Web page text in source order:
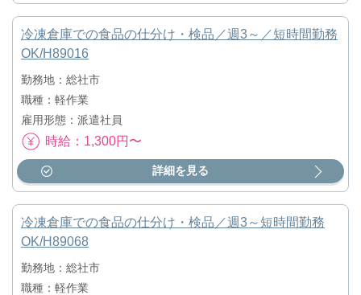
冷凍倉庫での食品の仕分け・検品／週3～／短時間勤務
OK/H89016
勤務地：総社市
職種：軽作業
雇用形態：派遣社員
時給：1,300円〜
詳細を見る
冷凍倉庫での食品の仕分け・検品／週3～短時間勤務
OK/H89068
勤務地：総社市
職種：軽作業